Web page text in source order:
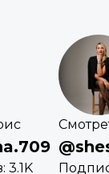
3.1K